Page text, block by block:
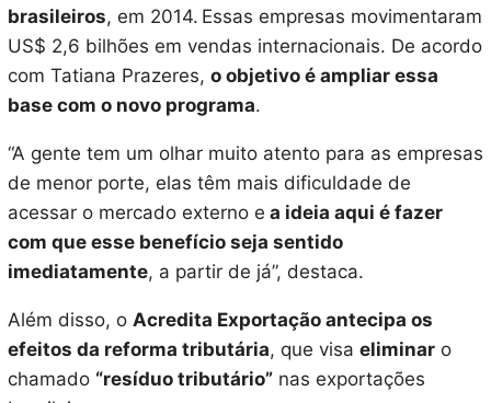
brasileiros, em 2014. Essas empresas movimentaram
US$ 2,6 bilhões em vendas internacionais. De acordo
com Tatiana Prazeres, o objetivo é ampliar essa
base com o novo programa.
“A gente tem um olhar muito atento para as empresas
de menor porte, elas têm mais dificuldade de
acessar o mercado externo e a ideia aqui é fazer
com que esse benefício seja sentido
imediatamente, a partir de já”, destaca.
Além disso, o Acredita Exportação antecipa os
efeitos da reforma tributária, que visa eliminaro
chamado “resíduo tributário”nas exportações